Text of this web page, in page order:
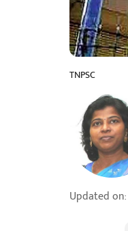
TNPSC
Updated on: